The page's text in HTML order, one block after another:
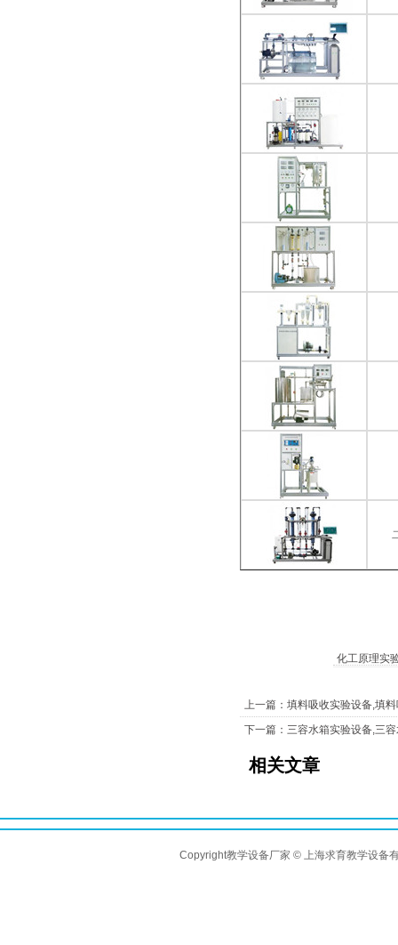
化工原理实
上一篇：填料吸收实验设备,填
下一篇：三容水箱实验设备,三
相关文章
Copyright教学设备厂家 © 上海求育教学设备